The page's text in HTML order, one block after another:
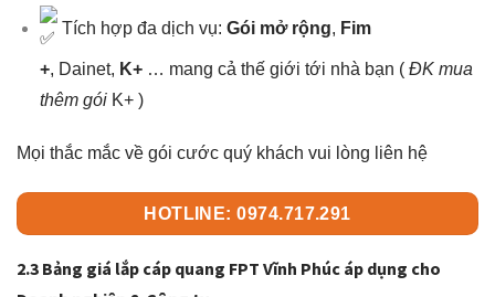
Tích hợp đa dịch vụ: Gói mở rộng, Fim
+, Dainet, K+… mang cả thế giới tới nhà bạn ( ĐK mua
thêm góiK+ )
Mọi thắc mắc về gói cước quý khách vui lòng liên hệ
HOTLINE: 0974.717.291
2.3 Bảng giá lắp cáp quang FPT Vĩnh Phúc áp dụng cho